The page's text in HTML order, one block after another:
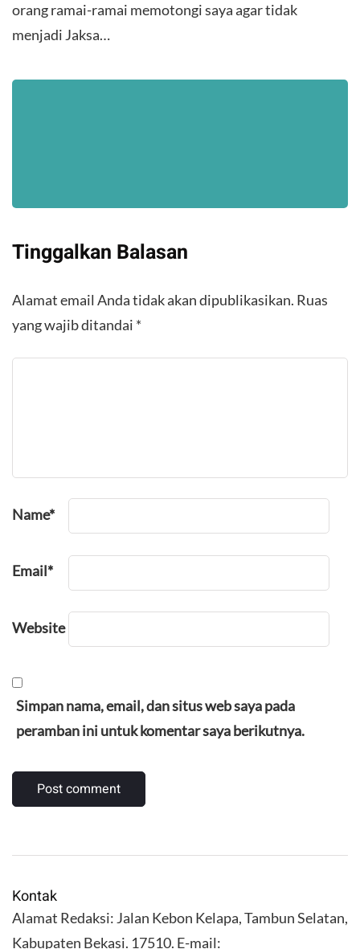
orang ramai-ramai memotongi saya agar tidak
menjadi Jaksa…
Tinggalkan Balasan
Alamat email Anda tidak akan dipublikasikan. Ruas
yang wajib ditandai *
Name*
Email*
Website
Simpan nama, email, dan situs web saya pada
peramban ini untuk komentar saya berikutnya.
Kontak
Alamat Redaksi: Jalan Kebon Kelapa, Tambun Selatan,
Kabupaten Bekasi. 17510. E-mail: